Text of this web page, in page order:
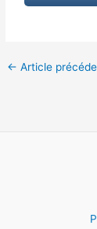
← Article